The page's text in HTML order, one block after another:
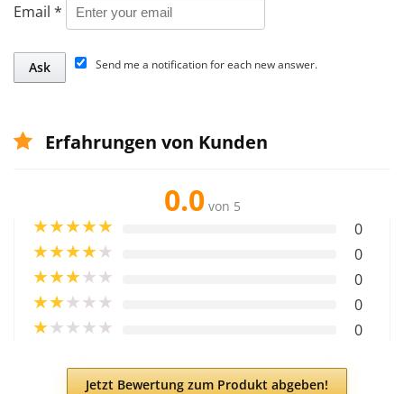
Email *
Send me a notification for each new answer.
Erfahrungen von Kunden
0.0 von 5
★★★★★ 0
★★★★★ 0
★★★★★ 0
★★★★★ 0
★★★★★ 0
Jetzt Bewertung zum Produkt abgeben!